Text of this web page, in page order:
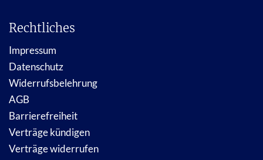
Rechtliches
Impressum
Datenschutz
Widerrufsbelehrung
AGB
Barrierefreiheit
Verträge kündigen
Verträge widerrufen